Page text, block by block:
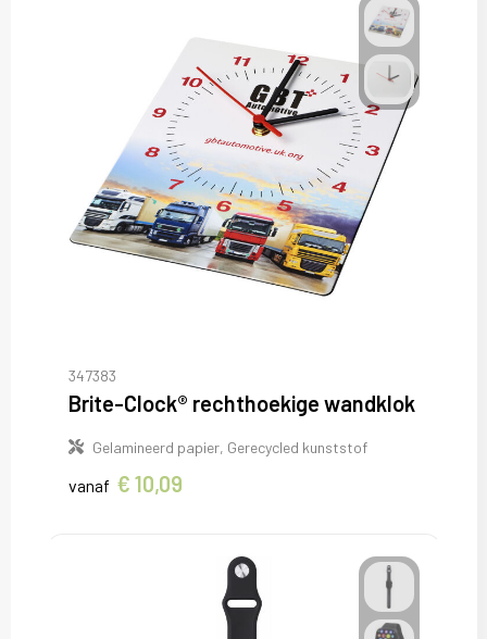
347383
Brite-Clock® rechthoekige wandklok
Gelamineerd papier, Gerecycled kunststof
vanaf € 10,09